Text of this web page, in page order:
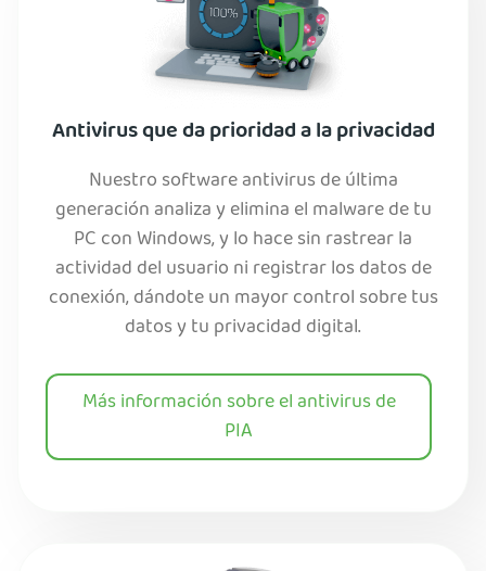
Antivirus que da prioridad a la privacidad
Nuestro software antivirus de última
generación analiza y elimina el malware de tu
PC con Windows, y lo hace sin rastrear la
actividad del usuario ni registrar los datos de
conexión, dándote un mayor control sobre tus
datos y tu privacidad digital.
Más información sobre el antivirus de
PIA